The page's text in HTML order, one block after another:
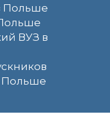
Польше
ВУЗ в
Польше